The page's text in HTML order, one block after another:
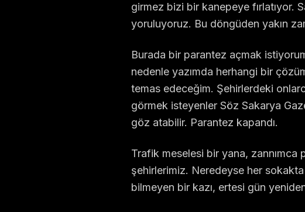
girmez bizi bir kanepeye fırlatıyor.
yoruluyoruz. Bu döngüden yakın
Burada bir parantez açmak
nedenle yazımda herhangi bir
temas edeceğim. Şehirlerdeki
görmek isteyenler Söz Sakarya
göz atabilir. Parantez kapandı.
Trafik meselesi bir yana,
şehirlerimiz. Neredeyse her
bilmeyen bir kazı, ertesi gün